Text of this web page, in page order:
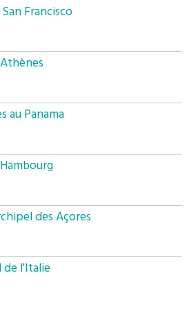
Francisco
au Panama
des Açores
l'Italie